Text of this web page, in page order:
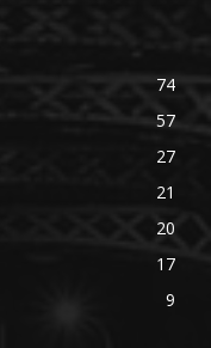
74
57
27
21
20
17
9